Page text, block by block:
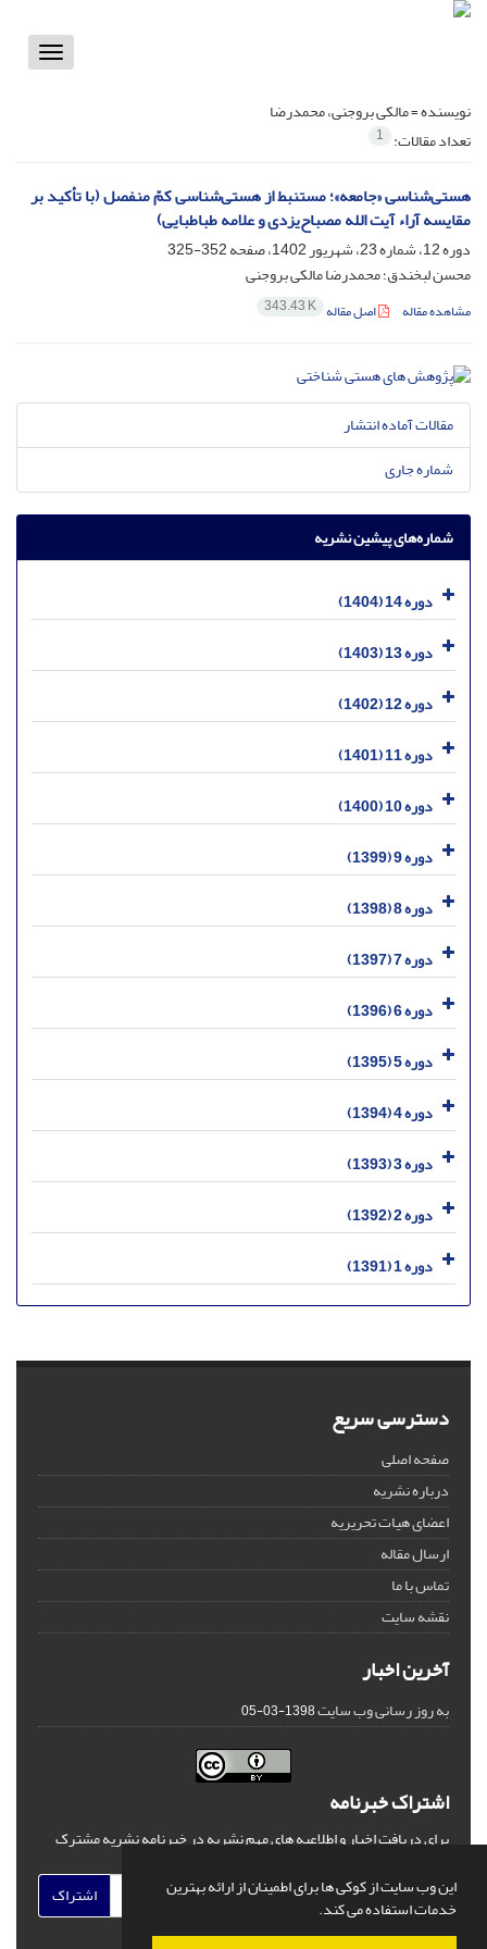
این وب سایت از کوکی ها برای اطمینان از ارائه بهترین
خدمات استفاده می کند.
Toggle
نویسنده =مالکی بروجنی، محمدرضا
تعداد مقالات: 1
هستی‌شناسی «جامعه»؛ مستنبط از هستی‌شناسی کمّ منفصل (با تأکید بر
مقایسه آراء آیت الله مصباح‌یزدی و علامه طباطبایی)
دوره 12، شماره 23، شهریور 1402، صفحه
352-325
محسن لبخندق؛ محمدرضا مالکی بروجنی
مشاهده مقاله اصل مقاله 343.43 K
مقالات آماده انتشار
شماره جاری
شماره‌های پیشین نشریه
دوره 14 (1404)
دوره 13 (1403)
دوره 12 (1402)
دوره 11 (1401)
دوره 10 (1400)
دوره 9 (1399)
دوره 8 (1398)
دوره 7 (1397)
دوره 6 (1396)
دوره 5 (1395)
دوره 4 (1394)
دوره 3 (1393)
دوره 2 (1392)
دوره 1 (1391)
دسترسی سریع
صفحه اصلی
درباره نشریه
اعضای هیات تحریریه
ارسال مقاله
تماس با ما
نقشه سایت
آخرین اخبار
به روز رسانی وب سایت1398-03-05
اشتراک خبرنامه
برای دریافت اخبار و اطلاعیه های مهم نشریه در خبرنامه نشریه مشترک
اشتراک